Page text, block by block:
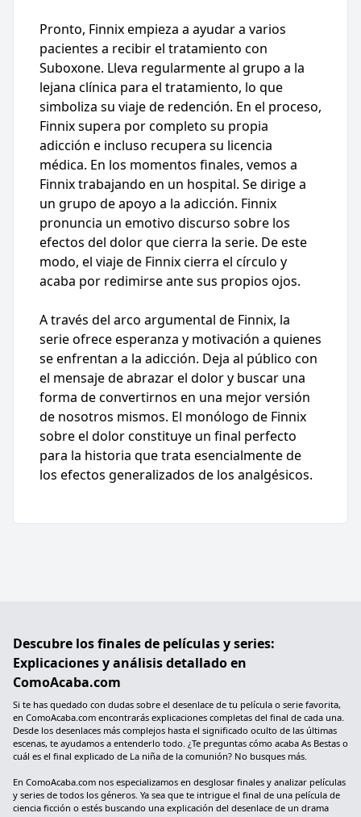
Pronto, Finnix empieza a ayudar a varios
pacientes a recibir el tratamiento con
Suboxone. Lleva regularmente al grupo a la
lejana clínica para el tratamiento, lo que
simboliza su viaje de redención. En el proceso,
Finnix supera por completo su propia
adicción e incluso recupera su licencia
médica. En los momentos finales, vemos a
Finnix trabajando en un hospital. Se dirige a
un grupo de apoyo a la adicción. Finnix
pronuncia un emotivo discurso sobre los
efectos del dolor que cierra la serie. De este
modo, el viaje de Finnix cierra el círculo y
acaba por redimirse ante sus propios ojos.
A través del arco argumental de Finnix, la
serie ofrece esperanza y motivación a quienes
se enfrentan a la adicción. Deja al público con
el mensaje de abrazar el dolor y buscar una
forma de convertirnos en una mejor versión
de nosotros mismos. El monólogo de Finnix
sobre el dolor constituye un final perfecto
para la historia que trata esencialmente de
los efectos generalizados de los analgésicos.
Descubre los finales de películas y series:
Explicaciones y análisis detallado en
ComoAcaba.com
Si te has quedado con dudas sobre el desenlace de tu película o serie favorita,
en ComoAcaba.com encontrarás explicaciones completas del final de cada una.
Desde los desenlaces más complejos hasta el significado oculto de las últimas
escenas, te ayudamos a entenderlo todo. ¿Te preguntas cómo acaba As Bestas o
cuál es el final explicado de La niña de la comunión? No busques más.
En ComoAcaba.com nos especializamos en desglosar finales y analizar películas
y series de todos los géneros. Ya sea que te intrigue el final de una película de
ciencia ficción o estés buscando una explicación del desenlace de un drama